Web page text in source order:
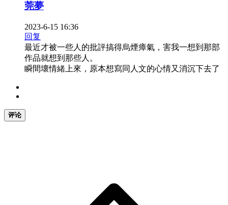
莞夢
2023-6-15 16:36
回复
最近才被一些人的批評搞得烏煙瘴氣，害我一想到那部
作品就想到那些人。
瞬間壞情緒上來，原本想寫同人文的心情又消沉下去了
评论